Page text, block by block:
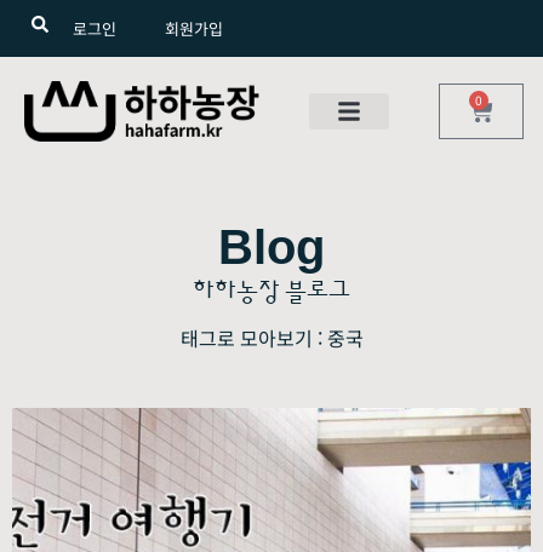
로그인 회원가입
0
Blog
하하농장 블로그
태그로 모아보기 : 중국